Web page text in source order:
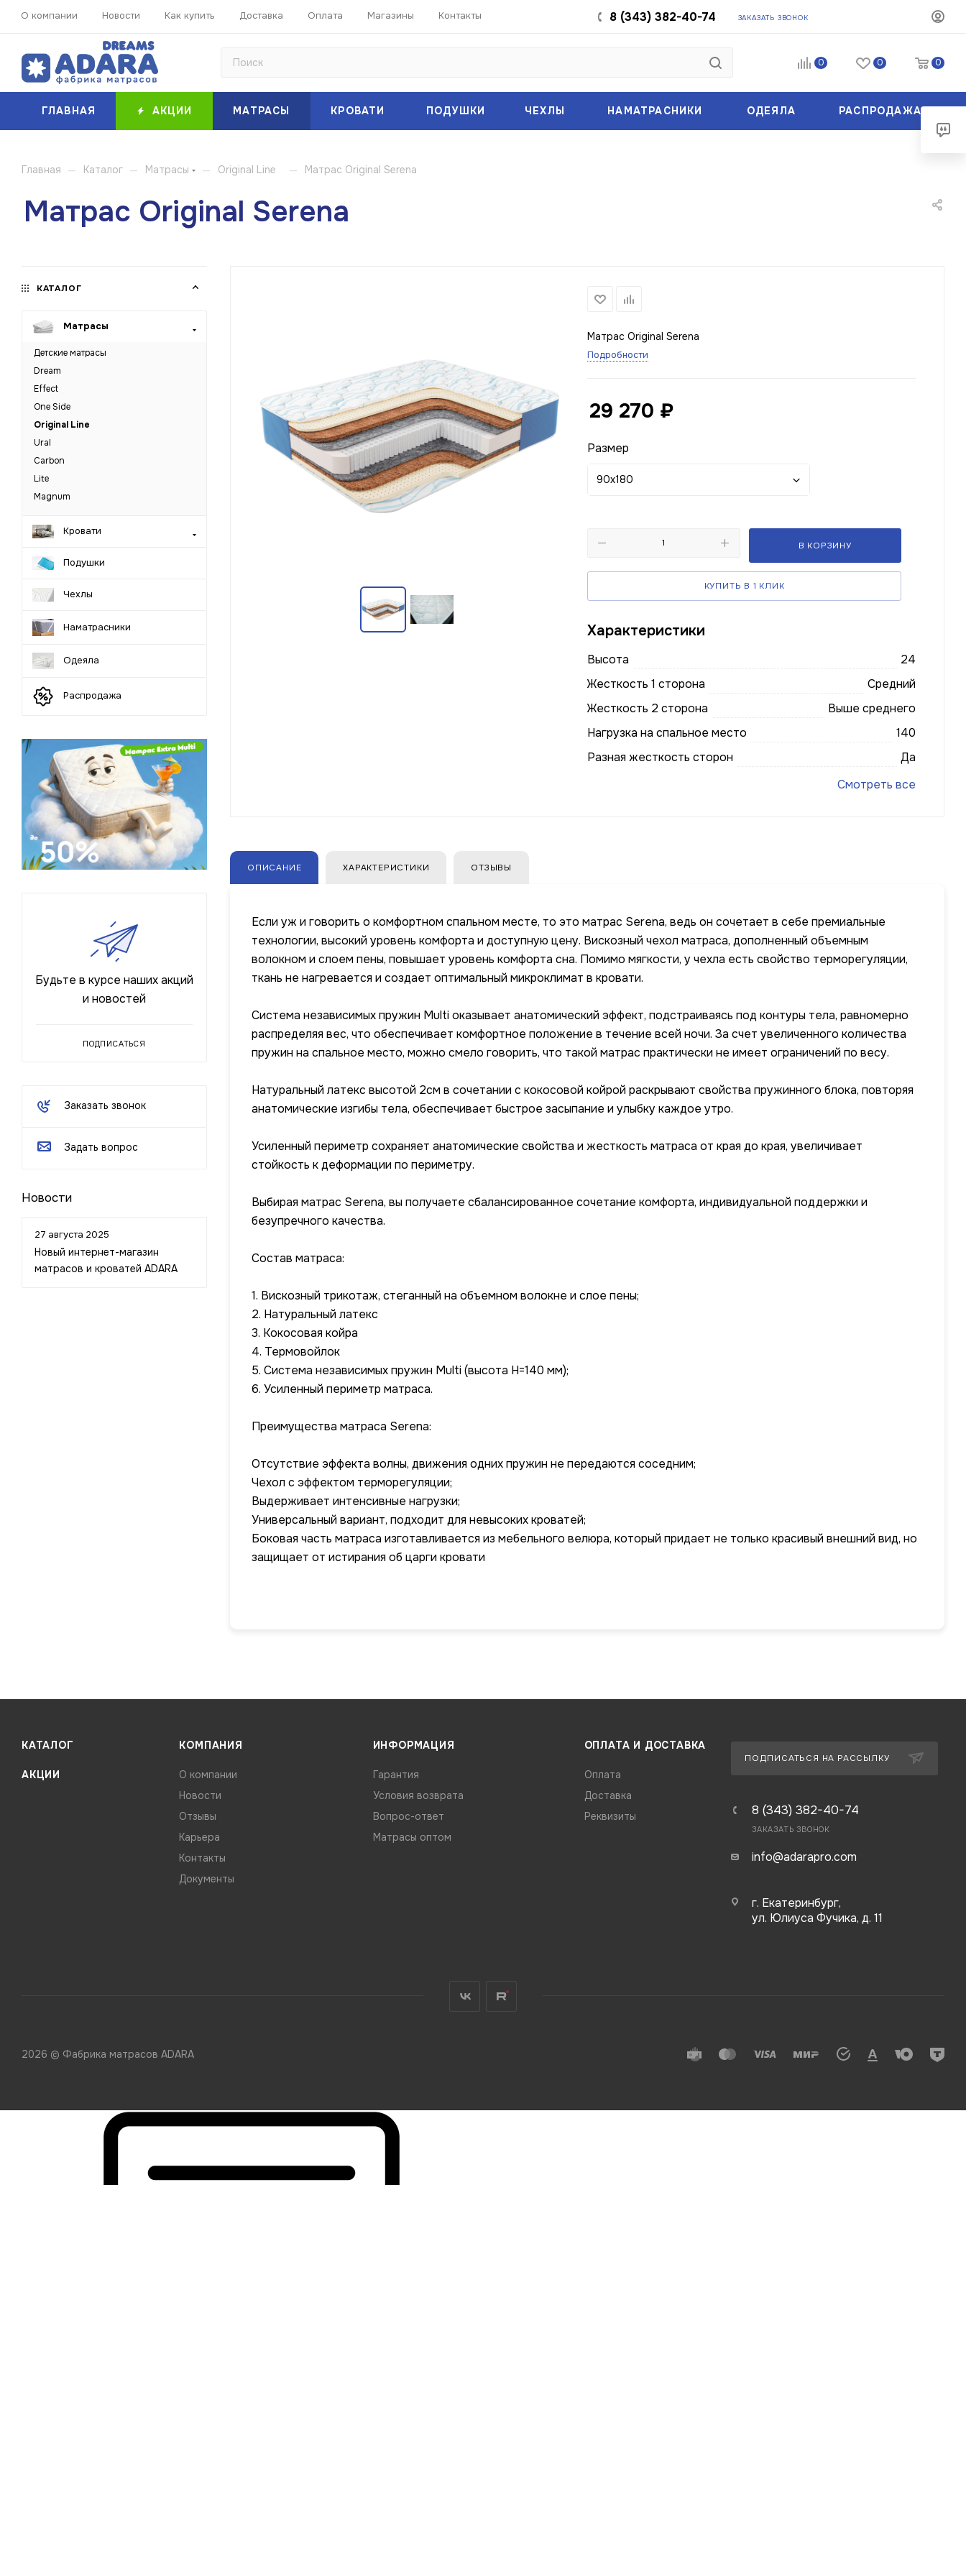
О компании Новости Как купить Доставка Оплата Магазины Контакты 8 (343) 382-40-74 ЗАКАЗАТЬ ЗВОНОК
0 0 0
ГЛАВНАЯ АКЦИИ МАТРАСЫ КРОВАТИ ПОДУШКИ ЧЕХЛЫ НАМАТРАСНИКИ ОДЕЯЛА РАСПРОДАЖА
Главная — Каталог — Матрасы — Original Line — Матрас Original Serena
Матрас Original Serena
Матрас Original Serena
Подробности
29 270 ₽
Размер
90x180
В КОРЗИНУ
КУПИТЬ В 1 КЛИК
Характеристики
Высота
24
Жесткость 1 сторона
Средний
Жесткость 2 сторона
Выше среднего
Нагрузка на спальное место
140
Разная жесткость сторон
Да
Смотреть все
ОПИСАНИЕ ХАРАКТЕРИСТИКИ ОТЗЫВЫ
Если уж и говорить о комфортном спальном месте, то это матрас Serena, ведь он сочетает в себе премиальные
технологии, высокий уровень комфорта и доступную цену. Вискозный чехол матраса, дополненный объемным
волокном и слоем пены, повышает уровень комфорта сна. Помимо мягкости, у чехла есть свойство терморегуляции,
ткань не нагревается и создает оптимальный микроклимат в кровати.
Система независимых пружин Multi оказывает анатомический эффект, подстраиваясь под контуры тела, равномерно
распределяя вес, что обеспечивает комфортное положение в течение всей ночи. За счет увеличенного количества
пружин на спальное место, можно смело говорить, что такой матрас практически не имеет ограничений по весу.
Натуральный латекс высотой 2см в сочетании с кокосовой койрой раскрывают свойства пружинного блока, повторяя
анатомические изгибы тела, обеспечивает быстрое засыпание и улыбку каждое утро.
Усиленный периметр сохраняет анатомические свойства и жесткость матраса от края до края, увеличивает
стойкость к деформации по периметру.
Выбирая матрас Serena, вы получаете сбалансированное сочетание комфорта, индивидуальной поддержки и
безупречного качества.
Состав матраса:
1. Вискозный трикотаж, стеганный на объемном волокне и слое пены;
2. Натуральный латекс
3. Кокосовая койра
4. Термовойлок
5. Система независимых пружин Multi (высота H=140 мм);
6. Усиленный периметр матраса.
Преимущества матраса Serena:
Отсутствие эффекта волны, движения одних пружин не передаются соседним;
Чехол с эффектом терморегуляции;
Выдерживает интенсивные нагрузки;
Универсальный вариант, подходит для невысоких кроватей;
Боковая часть матраса изготавливается из мебельного велюра, который придает не только красивый внешний вид, но
защищает от истирания об царги кровати
КАТАЛОГ
Матрасы
Детские матрасы
Dream
Effect
One Side
Original Line
Ural
Carbon
Lite
Magnum
Кровати
Подушки
Чехлы
Наматрасники
Одеяла
Распродажа
Будьте в курсе наших акций
и новостей
ПОДПИСАТЬСЯ
Заказать звонок
Задать вопрос
Новости
27 августа 2025
Новый интернет-магазин
матрасов и кроватей ADARA
КАТАЛОГ
АКЦИИ
КОМПАНИЯ
О компании
Новости
Отзывы
Карьера
Контакты
Документы
ИНФОРМАЦИЯ
Гарантия
Условия возврата
Вопрос-ответ
Матрасы оптом
ОПЛАТА И ДОСТАВКА
Оплата
Доставка
Реквизиты
ПОДПИСАТЬСЯ НА РАССЫЛКУ
8 (343) 382-40-74
ЗАКАЗАТЬ ЗВОНОК
info@adarapro.com
г. Екатеринбург,
ул. Юлиуса Фучика, д. 11
2026 © Фабрика матрасов ADARA